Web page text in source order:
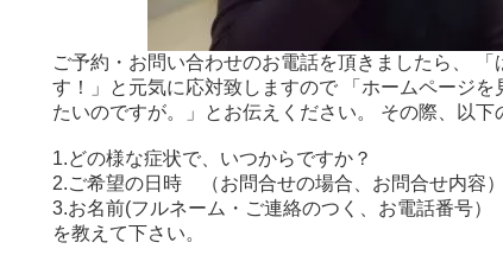
ご予約・お問い合わせのお電話を頂きましたら、
す！」と元気に応対致しますので 「ホームページを
たいのですが。」とお伝えください。 その際、以下
1.どの様な症状で、いつからですか？
2.ご希望の日時 （お問合せの場合、お問合せ内容）
3.お名前(フルネーム・ご連絡のつく、お電話番号）
を教えて下さい。